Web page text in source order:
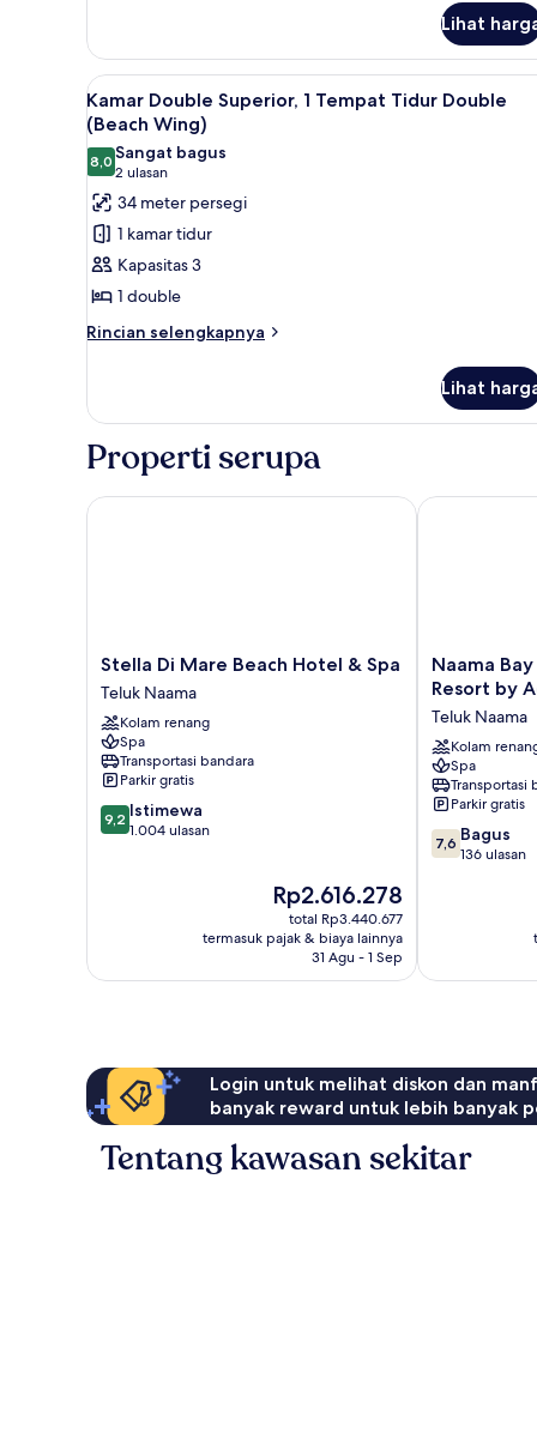
(Palm
Wing)
Kamar
Double
Standar,
1
Tempat
Tidur
Double
(Palm
Wing)
Lihat
Lihat
semua
foto
untuk
Kamar
Double
Superior,
1
Tempat
Tidur
Wing)
Minibar, brankas, meja kerja,
7
Kamar Double Superior, 1 Tempat Tidur Double
(Beach Wing)
8,08,0 dari 10
Sangat bagus
2 ulasan
(2
ulasan)
34 meter persegi
1 kamar tidur
Kapasitas 3
1 double
Rincian selengkapnya
Rincian
Kamar
Superior,
Tempat
Lihat
Properti serupa
Stella
Di
Mare
Beach
Hotel
&
Spa
Teluk
Naama
Stella Di Mare Beach Hotel & Spa
Teluk Naama
Kolam renang
Spa
Transportasi bandara
Parkir gratis
9.2
dari
9,2 Istimewa
1.004 ulasan
Harga
sekarang
Rp2.616.278
Rp2.616.278
total Rp3.440.677
termasuk pajak & biaya lainnya
31 Agu - 1 Sep
Stella Di Mare Beach Hotel & Spa
Naama
Bay
Promenade
Beach
Resort
by
Accor
Teluk
Naama
Naama
Resort by
Teluk Naama
Kolam
Spa
Transportasi
Parkir gratis
7.6
dari
7,6 Bagus
136 ulasan
Naama Bay
Login untuk melihat diskon dan
banyak reward untuk lebih banyak
Tentang kawasan sekitar